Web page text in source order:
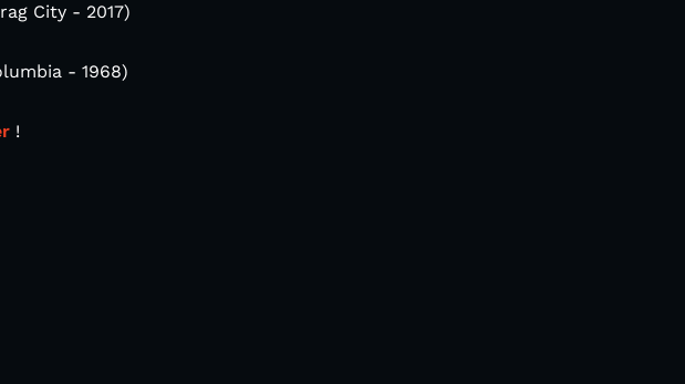
City - 2017)
- 1968)
!